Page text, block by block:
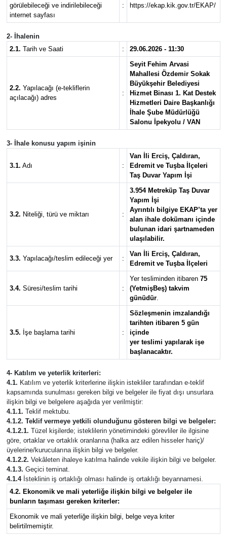
görülebileceği ve indirilebileceği
internet sayfası
: https://ekap.kik.gov.tr/EKAP/
2- İhalenin
2.1. Tarih ve Saati : 29.06.2026 - 11:30
2.2. Yapılacağı (e-tekliflerin
açılacağı) adres
:
Seyit Fehim Arvasi
Mahallesi Özdemir Sokak
Büyükşehir Belediyesi
Hizmet Binası 1. Kat Destek
Hizmetleri Daire Başkanlığı
İhale Şube Müdürlüğü
Salonu İpekyolu / VAN
3- İhale konusu yapım işinin
3.1. Adı :
Van İli Erciş, Çaldıran,
Edremit ve Tuşba İlçeleri
Taş Duvar Yapım İşi
3.2. Niteliği, türü ve miktarı :
3.954 Metreküp Taş Duvar
Yapım İşi
Ayrıntılı bilgiye EKAP’ta yer
alan ihale dokümanı içinde
bulunan idari şartnameden
ulaşılabilir.
3.3. Yapılacağı/teslim edileceği yer :
Van İli Erciş, Çaldıran,
Edremit ve Tuşba İlçeleri
3.4. Süresi/teslim tarihi :
Yer tesliminden itibaren 75
(YetmişBeş) takvim
günüdür.
3.5. İşe başlama tarihi :
Sözleşmenin imzalandığı
tarihten itibaren 5 gün
içinde
yer teslimi yapılarak işe
başlanacaktır.
4- Katılım ve yeterlik kriterleri:
4.1. Katılım ve yeterlik kriterlerine ilişkin istekliler tarafından e-teklif
kapsamında sunulması gereken bilgi ve belgeler ile fiyat dışı unsurlara
ilişkin bilgi ve belgelere aşağıda yer verilmiştir:
4.1.1. Teklif mektubu.
4.1.2. Teklif vermeye yetkili olunduğunu gösteren bilgi ve belgeler:
4.1.2.1. Tüzel kişilerde; isteklilerin yönetimindeki görevliler ile ilgisine
göre, ortaklar ve ortaklık oranlarına (halka arz edilen hisseler hariç)/
üyelerine/kurucularına ilişkin bilgi ve belgeler.
4.1.2.2. Vekâleten ihaleye katılma halinde vekile ilişkin bilgi ve belgeler.
4.1.3. Geçici teminat.
4.1.4İsteklinin iş ortaklığı olması halinde iş ortaklığı beyannamesi.
4.2. Ekonomik ve mali yeterliğe ilişkin bilgi ve belgeler ile
bunların taşıması gereken kriterler:
Ekonomik ve mali yeterliğe ilişkin bilgi, belge veya kriter
belirtilmemiştir.